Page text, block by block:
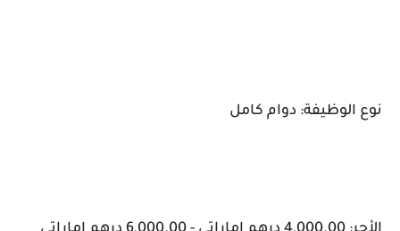
نوع الوظيفة: دوام كامل